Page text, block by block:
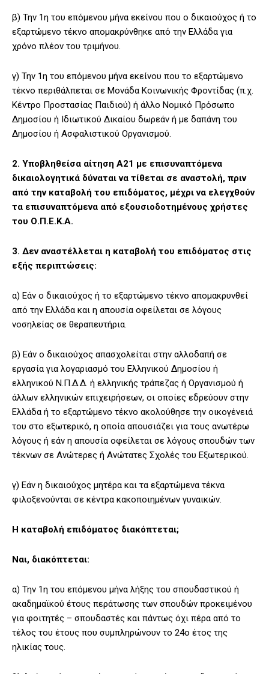
β) Την 1η του επόμενου μήνα εκείνου που ο δικαιούχος ή το
εξαρτώμενο τέκνο απομακρύνθηκε από την Ελλάδα για
χρόνο πλέον του τριμήνου.
γ) Την 1η του επόμενου μήνα εκείνου που το εξαρτώμενο
τέκνο περιθάλπεται σε Μονάδα Κοινωνικής Φροντίδας (π.χ.
Κέντρο Προστασίας Παιδιού) ή άλλο Νομικό Πρόσωπο
Δημοσίου ή Ιδιωτικού Δικαίου δωρεάν ή με δαπάνη του
Δημοσίου ή Ασφαλιστικού Οργανισμού.
2. Υποβληθείσα αίτηση Α21 με επισυναπτόμενα
δικαιολογητικά δύναται να τίθεται σε αναστολή, πριν
από την καταβολή του επιδόματος, μέχρι να ελεγχθούν
τα επισυναπτόμενα από εξουσιοδοτημένους χρήστες
του Ο.Π.Ε.Κ.Α.
3. Δεν αναστέλλεται η καταβολή του επιδόματος στις
εξής περιπτώσεις:
α) Εάν ο δικαιούχος ή το εξαρτώμενο τέκνο απομακρυνθεί
από την Ελλάδα και η απουσία οφείλεται σε λόγους
νοσηλείας σε θεραπευτήρια.
β) Εάν ο δικαιούχος απασχολείται στην αλλοδαπή σε
εργασία για λογαριασμό του Ελληνικού Δημοσίου ή
ελληνικού Ν.Π.Δ.Δ. ή ελληνικής τράπεζας ή Οργανισμού ή
άλλων ελληνικών επιχειρήσεων, οι οποίες εδρεύουν στην
Ελλάδα ή το εξαρτώμενο τέκνο ακολούθησε την οικογένειά
του στο εξωτερικό, η οποία απουσιάζει για τους ανωτέρω
λόγους ή εάν η απουσία οφείλεται σε λόγους σπουδών των
τέκνων σε Ανώτερες ή Ανώτατες Σχολές του Εξωτερικού.
γ) Εάν η δικαιούχος μητέρα και τα εξαρτώμενα τέκνα
φιλοξενούνται σε κέντρα κακοποιημένων γυναικών.
Η καταβολή επιδόματος διακόπτεται;
Ναι, διακόπτεται:
α) Την 1η του επόμενου μήνα λήξης του σπουδαστικού ή
ακαδημαϊκού έτους περάτωσης των σπουδών προκειμένου
για φοιτητές – σπουδαστές και πάντως όχι πέρα από το
τέλος του έτους που συμπληρώνουν το 24ο έτος της
ηλικίας τους.